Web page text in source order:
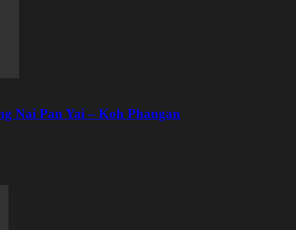
Nai Pan Yai – Koh Phangan